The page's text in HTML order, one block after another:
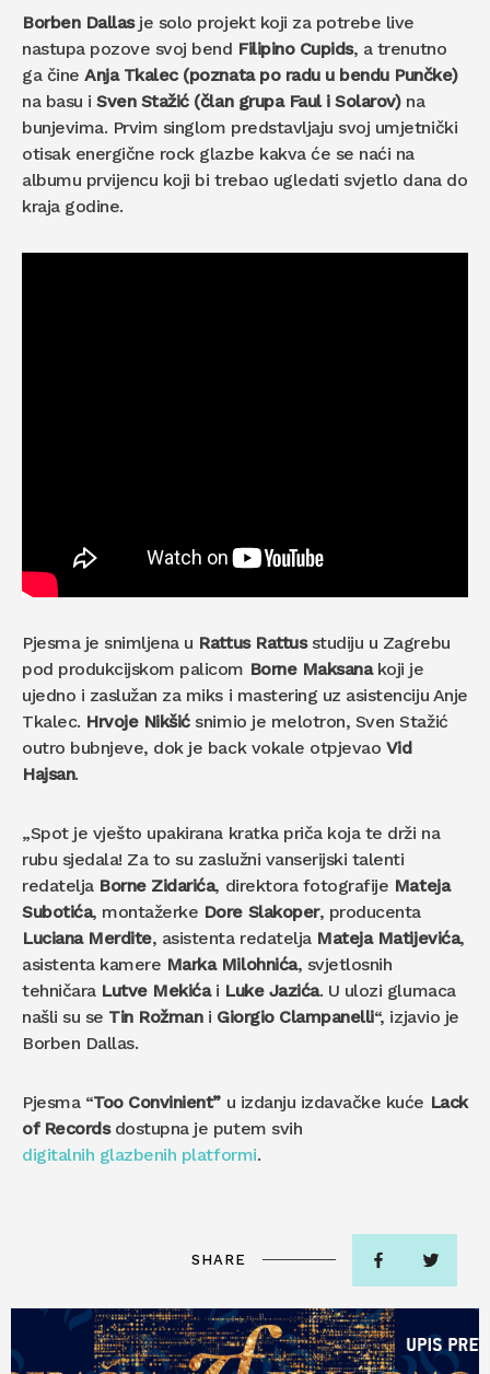
Borben Dallasje solo projekt koji za potrebe live
nastupa pozove svoj bend Filipino Cupids, a trenutno
ga čineAnja Tkalec (poznata po radu u bendu Punčke)
na basu iSven Stažić (član grupa Faul i Solarov)na
bunjevima. Prvim singlom predstavljaju svoj umjetnički
otisak energične rock glazbe kakva će se naći na
albumu prvijencu koji bi trebao ugledati svjetlo dana do
kraja godine.
Pjesma je snimljena u Rattus Rattusstudiju u Zagrebu
pod produkcijskom palicom Borne Maksanakoji je
ujedno i zaslužan za miks i mastering uz asistenciju Anje
Tkalec. Hrvoje Nikšićsnimio je melotron, Sven Stažić
outro bubnjeve, dok je back vokale otpjevao Vid
Hajsan.
„Spot je vješto upakirana kratka priča koja te drži na
rubu sjedala! Za to su zaslužni vanserijski talenti
redatelja Borne Zidarića, direktora fotografije Mateja
Subotića, montažerke Dore Slakoper, producenta
Luciana Merdite, asistenta redatelja Mateja Matijevića,
asistenta kamere Marka Milohnića, svjetlosnih
tehničara Lutve Mekićai Luke Jazića. U ulozi glumaca
našli su se Tin Rožmani Giorgio Clampanelli“, izjavio je
Borben Dallas.
Pjesma “Too Convinient”u izdanju izdavačke kuće Lack
of Recordsdostupna je putem svih
digitalnih glazbenih platformi.
SHARE